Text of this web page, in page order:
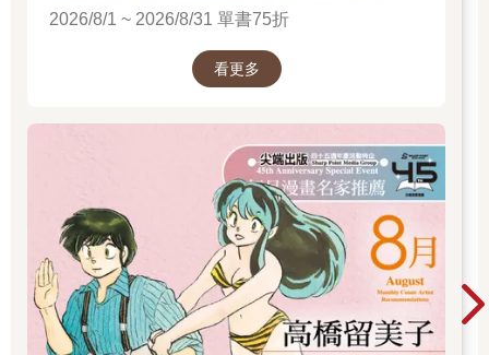
展
2026/8/1 ~ 2026/8/31 單書75折
看更多